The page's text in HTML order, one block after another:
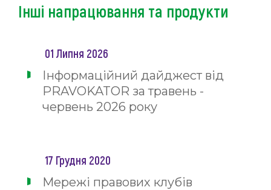
Інші напрацювання та продукти
01 Липня 2026
Інформаційний дайджест від
PRAVOKATOR за травень -
червень 2026 року
17 Грудня 2020
Мережі правових клубів